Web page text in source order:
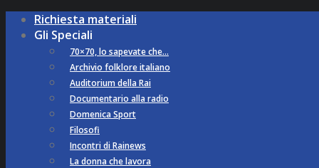
Richiesta materiali
Gli Speciali
70×70, lo sapevate che…
Archivio folklore italiano
Auditorium della Rai
Documentario alla radio
Domenica Sport
Filosofi
Incontri di Rainews
La donna che lavora